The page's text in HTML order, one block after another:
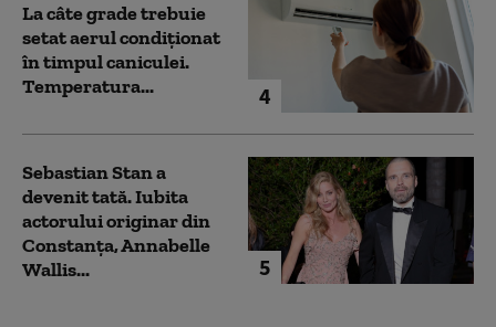
4
La câte grade trebuie
setat aerul condiționat
în timpul caniculei.
Temperatura...
5
Sebastian Stan a
devenit tată. Iubita
actorului originar din
Constanța, Annabelle
Wallis...